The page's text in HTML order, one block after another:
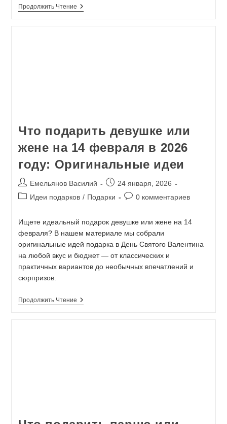
Продолжить Чтение
Что подарить девушке или
жене на 14 февраля в 2026
году: Оригинальные идеи
Емельянов Василий
24 января, 2026
Идеи подарков / Подарки 0 комментариев
Ищете идеальный подарок девушке или жене на 14
февраля? В нашем материале мы собрали
оригинальные идей подарка в День Святого Валентина
на любой вкус и бюджет — от классических и
практичных вариантов до необычных впечатлений и
сюрпризов.
Продолжить Чтение